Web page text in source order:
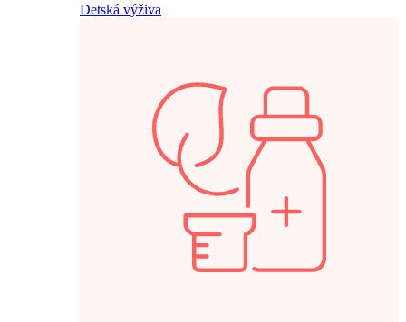
Detská výživa